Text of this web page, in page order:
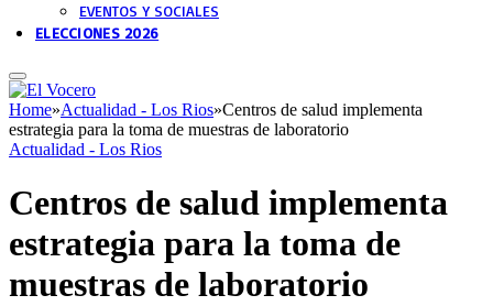
EVENTOS Y SOCIALES
ELECCIONES 2026
Home»Actualidad - Los Rios»Centros de salud implementa
estrategia para la toma de muestras de laboratorio
Actualidad - Los Rios
Centros de salud implementa
estrategia para la toma de
muestras de laboratorio